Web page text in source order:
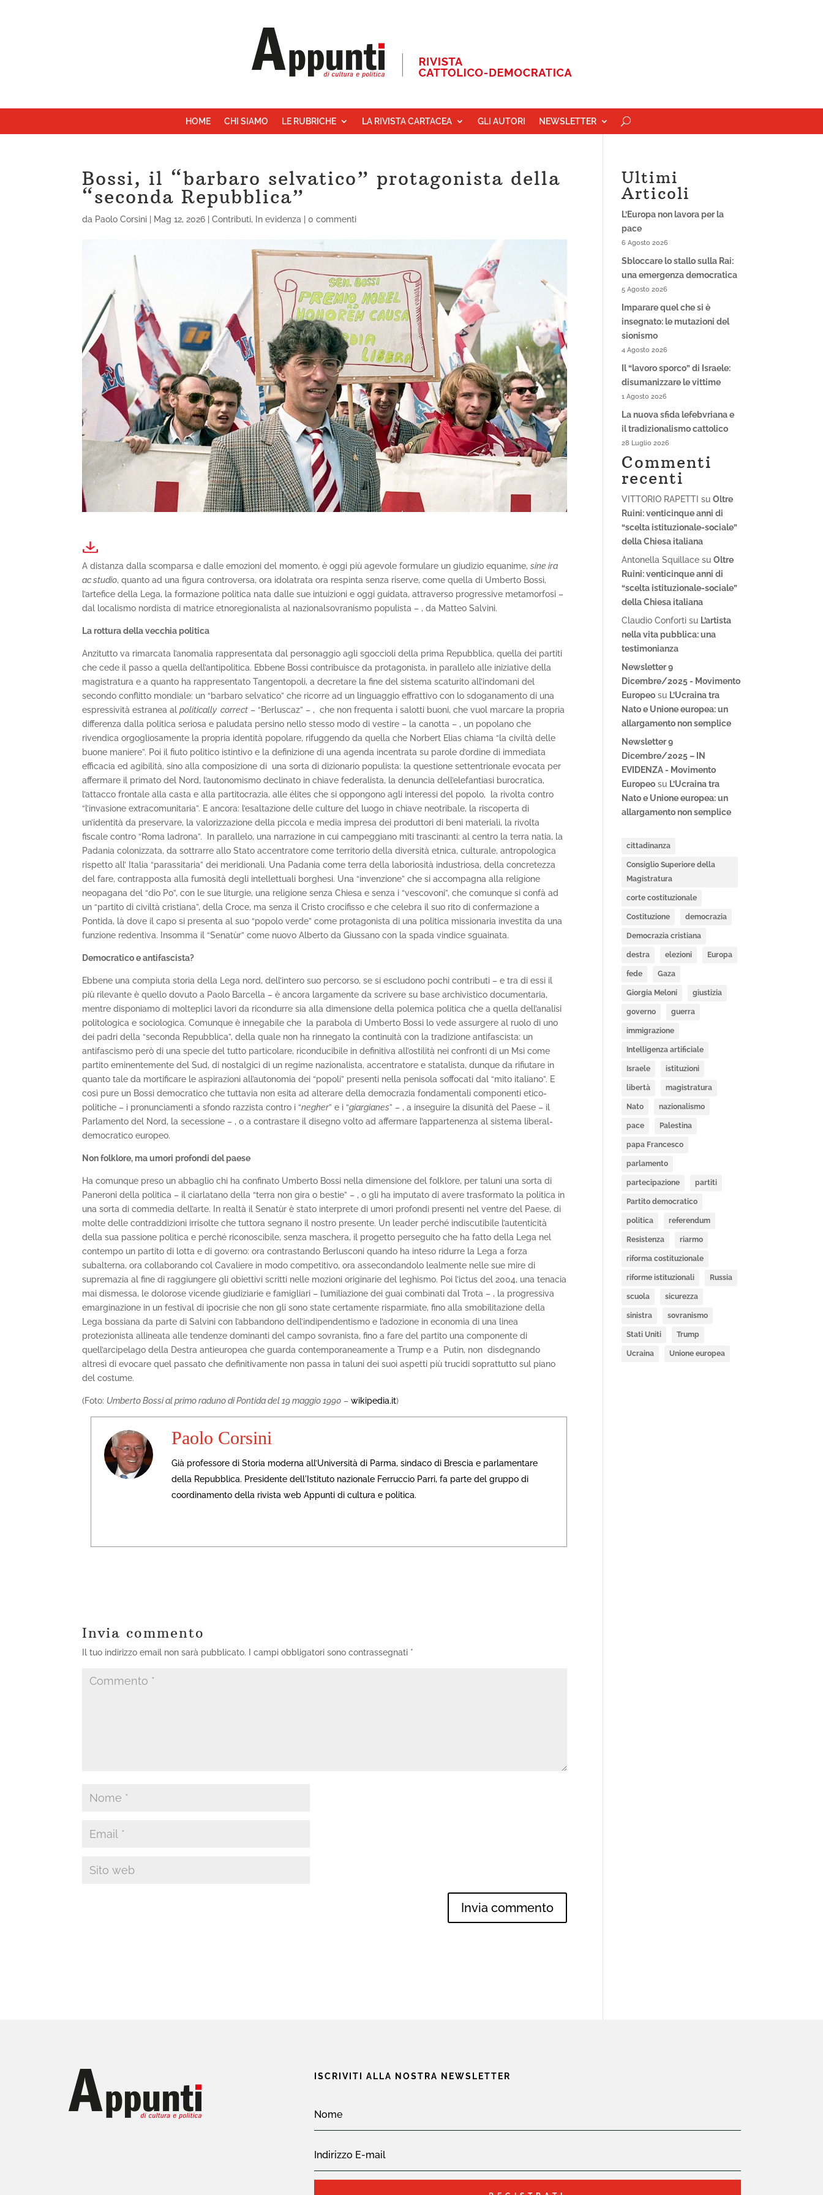
HOME CHI SIAMO LE RUBRICHE LA RIVISTA CARTACEA GLI AUTORI NEWSLETTER
Bossi, il “barbaro selvatico” protagonista della
“seconda Repubblica”
da Paolo Corsini Mag 12, 2026 |Contributi, In evidenza |0 commenti
A distanza dalla scomparsa e dalle emozioni del momento, è oggi più agevole formulare un giudizio equanime,sine ira
ac studio, quanto ad una figura controversa, ora idolatrata ora respinta senza riserve, come quella di Umberto Bossi,
l’artefice della Lega, la formazione politica nata dalle sue intuizioni e oggi guidata, attraverso progressive metamorfosi –
dal localismo nordista di matrice etnoregionalista al nazionalsovranismo populista – , da Matteo Salvini.
La rottura della vecchia politica
Anzitutto va rimarcata l’anomalia rappresentata dal personaggio agli sgoccioli della prima Repubblica, quella dei partiti
che cede il passo a quella dell’antipolitica. Ebbene Bossi contribuisce da protagonista, in parallelo alle iniziative della
magistratura e a quanto ha rappresentato Tangentopoli, a decretare la fine del sistema scaturito all’indomani del
secondo conflitto mondiale: un “barbaro selvatico” che ricorre ad un linguaggio effrattivo con lo sdoganamento di una
espressività estranea alpolitically correct – “Berluscaz” – , che non frequenta i salotti buoni, che vuol marcare la propria
differenza dalla politica seriosa e paludata persino nello stesso modo di vestire – la canotta – , un popolano che
rivendica orgogliosamente la propria identità popolare, rifuggendo da quella che Norbert Elias chiama “la civiltà delle
buone maniere”. Poi il fiuto politico istintivo e la definizione di una agenda incentrata su parole d’ordine di immediata
efficacia ed agibilità, sino alla composizione di una sorta di dizionario populista: la questione settentrionale evocata per
affermare il primato del Nord, l’autonomismo declinato in chiave federalista, la denuncia dell’elefantiasi burocratica,
l’attacco frontale alla casta e alla partitocrazia, alle élites che si oppongono agli interessi del popolo, la rivolta contro
“l’invasione extracomunitaria”. E ancora: l’esaltazione delle culture del luogo in chiave neotribale, la riscoperta di
un’identità da preservare, la valorizzazione della piccola e media impresa dei produttori di beni materiali, la rivolta
fiscale contro “Roma ladrona”. In parallelo, una narrazione in cui campeggiano miti trascinanti: al centro la terra natia, la
Padania colonizzata, da sottrarre allo Stato accentratore come territorio della diversità etnica, culturale, antropologica
rispetto all’ Italia “parassitaria” dei meridionali. Una Padania come terra della laboriosità industriosa, della concretezza
del fare, contrapposta alla fumosità degli intellettuali borghesi. Una “invenzione” che si accompagna alla religione
neopagana del “dio Po”, con le sue liturgie, una religione senza Chiesa e senza i “vescovoni”, che comunque si confà ad
un “partito di civiltà cristiana”, della Croce, ma senza il Cristo crocifisso e che celebra il suo rito di confermazione a
Pontida, là dove il capo si presenta al suo “popolo verde” come protagonista di una politica missionaria investita da una
funzione redentiva. Insomma il “Senatùr” come nuovo Alberto da Giussano con la spada vindice sguainata.
Democratico e antifascista?
Ebbene una compiuta storia della Lega nord, dell’intero suo percorso, se si escludono pochi contributi – e tra di essi il
più rilevante è quello dovuto a Paolo Barcella – è ancora largamente da scrivere su base archivistico documentaria,
mentre disponiamo di molteplici lavori da ricondurre sia alla dimensione della polemica politica che a quella dell’analisi
politologica e sociologica. Comunque è innegabile che la parabola di Umberto Bossi lo vede assurgere al ruolo di uno
dei padri della “seconda Repubblica”, della quale non ha rinnegato la continuità con la tradizione antifascista: un
antifascismo però di una specie del tutto particolare, riconducibile in definitiva all’ostilità nei confronti di un Msi come
partito eminentemente del Sud, di nostalgici di un regime nazionalista, accentratore e statalista, dunque da rifiutare in
quanto tale da mortificare le aspirazioni all’autonomia dei “popoli” presenti nella penisola soffocati dal “mito italiano”. E
così pure un Bossi democratico che tuttavia non esita ad alterare della democrazia fondamentali componenti etico-
politiche – i pronunciamenti a sfondo razzista contro i “negher” e i “giargianes” – , a inseguire la disunità del Paese – il
Parlamento del Nord, la secessione – , o a contrastare il disegno volto ad affermare l’appartenenza al sistema liberal-
democratico europeo.
Non folklore, ma umori profondi del paese
Ha comunque preso un abbaglio chi ha confinato Umberto Bossi nella dimensione del folklore, per taluni una sorta di
Paneroni della politica – il ciarlatano della “terra non gira o bestie” – , o gli ha imputato di avere trasformato la politica in
una sorta di commedia dell’arte. In realtà il Senatùr è stato interprete di umori profondi presenti nel ventre del Paese, di
molte delle contraddizioni irrisolte che tuttora segnano il nostro presente. Un leader perché indiscutibile l’autenticità
della sua passione politica e perché riconoscibile, senza maschera, il progetto perseguito che ha fatto della Lega nel
contempo un partito di lotta e di governo: ora contrastando Berlusconi quando ha inteso ridurre la Lega a forza
subalterna, ora collaborando col Cavaliere in modo competitivo, ora assecondandolo lealmente nelle sue mire di
supremazia al fine di raggiungere gli obiettivi scritti nelle mozioni originarie del leghismo. Poi l’ictus del 2004, una tenacia
mai dismessa, le dolorose vicende giudiziarie e famigliari – l’umiliazione dei guai combinati dal Trota – , la progressiva
emarginazione in un festival di ipocrisie che non gli sono state certamente risparmiate, fino alla smobilitazione della
Lega bossiana da parte di Salvini con l’abbandono dell’indipendentismo e l’adozione in economia di una linea
protezionista allineata alle tendenze dominanti del campo sovranista, fino a fare del partito una componente di
quell’arcipelago della Destra antieuropea che guarda contemporaneamente a Trump e a Putin, non disdegnando
altresì di evocare quel passato che definitivamente non passa in taluni dei suoi aspetti più trucidi soprattutto sul piano
del costume.
(Foto: Umberto Bossi al primo raduno di Pontida del 19 maggio 1990 –wikipedia.it)
Paolo Corsini
Già professore di Storia moderna all’Università di Parma, sindaco di Brescia e parlamentare
della Repubblica. Presidente dell'Istituto nazionale Ferruccio Parri, fa parte del gruppo di
coordinamento della rivista web Appunti di cultura e politica.
Invia commento
Il tuo indirizzo email non sarà pubblicato. I campi obbligatori sono contrassegnati *
Ultimi
Articoli
L’Europa non lavora per la
pace
6 Agosto 2026
Sbloccare lo stallo sulla Rai:
una emergenza democratica
5 Agosto 2026
Imparare quel che si è
insegnato: le mutazioni del
sionismo
4 Agosto 2026
Il “lavoro sporco” di Israele:
disumanizzare le vittime
1 Agosto 2026
La nuova sfida lefebvriana e
il tradizionalismo cattolico
28 Luglio 2026
Commenti
recenti
VITTORIO RAPETTI suOltre
Ruini: venticinque anni di
“scelta istituzionale-sociale”
della Chiesa italiana
Antonella Squillace suOltre
Ruini: venticinque anni di
“scelta istituzionale-sociale”
della Chiesa italiana
Claudio Conforti su L’artista
nella vita pubblica: una
testimonianza
Newsletter 9
Dicembre/2025 - Movimento
Europeo su L’Ucraina tra
Nato e Unione europea: un
allargamento non semplice
Newsletter 9
Dicembre/2025 – IN
EVIDENZA - Movimento
Europeo su L’Ucraina tra
Nato e Unione europea: un
allargamento non semplice
cittadinanza
Consiglio Superiore della
Magistratura
corte costituzionale
Costituzione democrazia
Democrazia cristiana
destra elezioni Europa
fede Gaza
Giorgia Meloni giustizia
governo guerra
immigrazione
Intelligenza artificiale
Israele istituzioni
libertà magistratura
Nato nazionalismo
pace Palestina
papa Francesco
parlamento
partecipazione partiti
Partito democratico
politica referendum
Resistenza riarmo
riforma costituzionale
riforme istituzionali Russia
scuola sicurezza
sinistra sovranismo
Stati Uniti Trump
Ucraina Unione europea
ISCRIVITI ALLA NOSTRA NEWSLETTER